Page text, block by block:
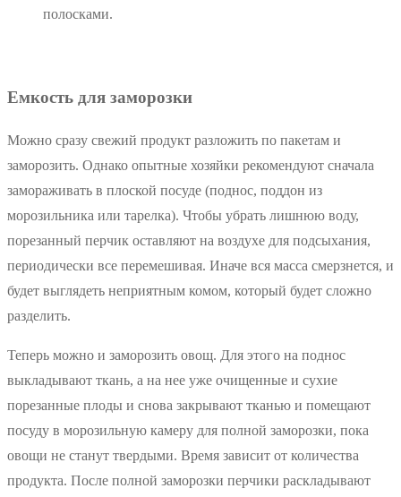
полосками.
Емкость для заморозки
Можно сразу свежий продукт разложить по пакетам и
заморозить. Однако опытные хозяйки рекомендуют сначала
замораживать в плоской посуде (поднос, поддон из
морозильника или тарелка). Чтобы убрать лишнюю воду,
порезанный перчик оставляют на воздухе для подсыхания,
периодически все перемешивая. Иначе вся масса смерзнется, и
будет выглядеть неприятным комом, который будет сложно
разделить.
Теперь можно и заморозить овощ. Для этого на поднос
выкладывают ткань, а на нее уже очищенные и сухие
порезанные плоды и снова закрывают тканью и помещают
посуду в морозильную камеру для полной заморозки, пока
овощи не станут твердыми. Время зависит от количества
продукта. После полной заморозки перчики раскладывают